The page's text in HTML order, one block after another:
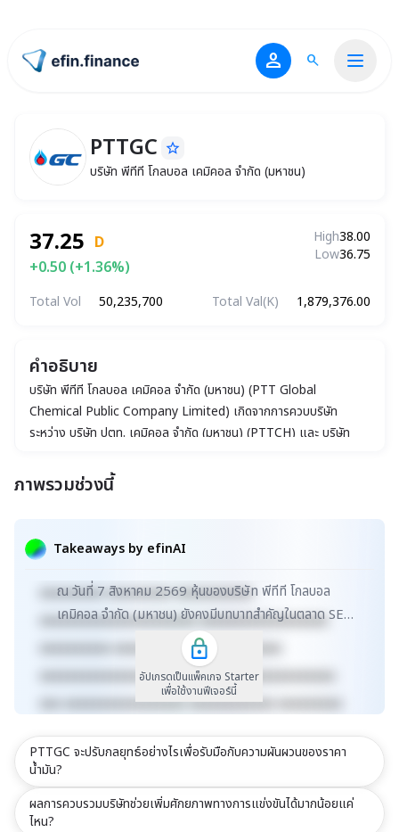
ไปหน้าแรก person search
PTTGCบริษัท พีทีที โกลบอล เคมิคอล จำกัด (มหาชน)
PTTGC star_border
บริษัท พีทีที โกลบอล เคมิคอล จำกัด (มหาชน)
37.25 D
+0.50 (+1.36%)
High38.00
Low36.75
Total Vol 50,235,700 Total Val(K) 1,879,376.00
คำอธิบาย
บริษัท พีทีที โกลบอล เคมิคอล จำกัด (มหาชน) (PTT Global
Chemical Public Company Limited) เกิดจากการควบบริษัท
ระหว่าง บริษัท ปตท. เคมิคอล จำกัด (มหาชน) (PTTCH) และ บริษัท
ทะเบียนจัดตั้งบริษัทขึ้นเมื่อวันที่ 19 ตุลาคม 2554 เพื่อก้าวขึ้นเป็นแกน
ภาพรวมช่วงนี้
Takeaways by efinAI
xxxxx xxxxxxxxxxxxxxxxxxxxxxxxxxxxxx
xxxxxxxxxxxxxxxxxx xxxxxxxxxxxxxxx xxxxx
xxxxxxxxx xxxxxxxxx xxxxxxxxxxx
xxxxxxxxxxxxxxxxxxxxxx xxxxxxxxxxxxxxxxxx
xxxxxxxxxx xxxxxxxxxxxxx xxxxxxxxxx
xxxxxxxxxxxxxxxxxxxxxxxxxx xxxxxxxxxxxxxxx
xxx xxxxxxxxxxxxxxxxx xxxxxxxxxxxx xxxxxxxxx
xxxxxxxxxxx xxxxxxxx xxxxxxxxxxxxxxxxxxxxxxx
xxxxxxxxxxxxxxxxxxx xxxxx
xxxxxxxxxxxxxxxxxxxxxxxxxxxxxx
ณ วันที่ 7 สิงหาคม 2569 หุ้นของบริษัท พีทีที โกลบอล
เคมิคอล จำกัด (มหาชน) ยังคงมีบทบาทสำคัญในตลาด SET
ด้วยมูลค่าตลาดที่สูงถึงกว่า 1.67 แสนล้านบาท โดยม...
อัปเกรดเป็นแพ็คเกจ Starter
เพื่อใช้งานฟีเจอร์นี้
PTTGC จะปรับกลยุทธ์อย่างไรเพื่อรับมือกับความผันผวนของราคา
น้ำมัน?
ผลการควบรวมบริษัทช่วยเพิ่มศักยภาพทางการแข่งขันได้มากน้อยแค่
ไหน?